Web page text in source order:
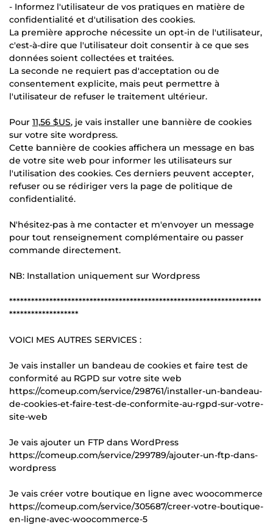
- Informez l'utilisateur de vos pratiques en matière de
confidentialité et d'utilisation des cookies.
La première approche nécessite un opt-in de l'utilisateur,
c'est-à-dire que l'utilisateur doit consentir à ce que ses
données soient collectées et traitées.
La seconde ne requiert pas d'acceptation ou de
consentement explicite, mais peut permettre à
l'utilisateur de refuser le traitement ultérieur.
Pour 11,56 $US, je vais installer une bannière de cookies
sur votre site wordpress.
Cette bannière de cookies affichera un message en bas
de votre site web pour informer les utilisateurs sur
l'utilisation des cookies. Ces derniers peuvent accepter,
refuser ou se rédiriger vers la page de politique de
confidentialité.
N'hésitez-pas à me contacter et m'envoyer un message
pour tout renseignement complémentaire ou passer
commande directement.
NB: Installation uniquement sur Wordpress
*********************************************************************
*******************
VOICI MES AUTRES SERVICES :
Je vais installer un bandeau de cookies et faire test de
conformité au RGPD sur votre site web
https://comeup.com/service/298761/installer-un-bandeau-
de-cookies-et-faire-test-de-conformite-au-rgpd-sur-votre-
site-web
Je vais ajouter un FTP dans WordPress
https://comeup.com/service/299789/ajouter-un-ftp-dans-
wordpress
Je vais créer votre boutique en ligne avec woocommerce
https://comeup.com/service/305687/creer-votre-boutique-
en-ligne-avec-woocommerce-5